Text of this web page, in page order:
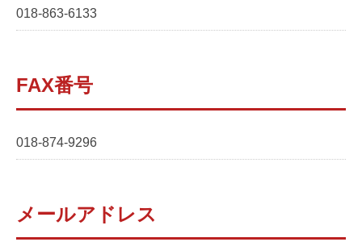
018-863-6133
FAX番号
018-874-9296
メールアドレス